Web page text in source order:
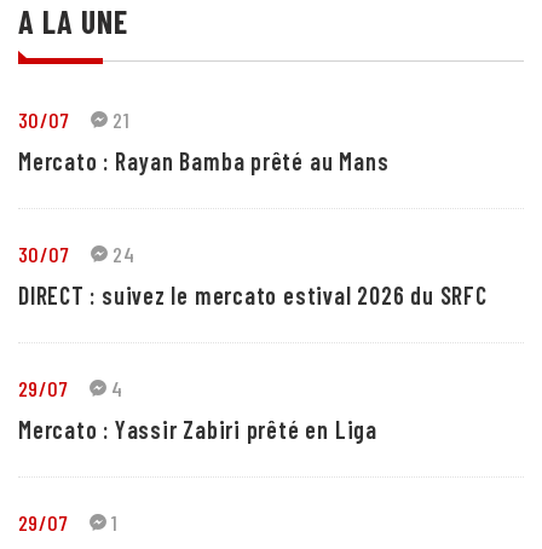
A LA UNE
30/07 21
Mercato : Rayan Bamba prêté au Mans
30/07 24
DIRECT : suivez le mercato estival 2026 du SRFC
29/07 4
Mercato : Yassir Zabiri prêté en Liga
29/07 1